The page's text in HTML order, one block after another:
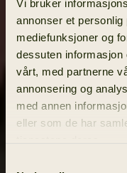
Vi bruker
annonser et
mediefunksjoner og
dessuten informasjon
vårt, med partnerne
annonsering og
med annen
eller som de har